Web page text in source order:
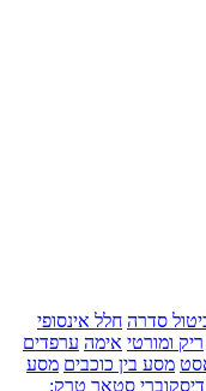
סדרה חלל אינסופי
ריק ומורטי אימה ערפדים
מסע בין כוכבים מסע
סטאר טרק: